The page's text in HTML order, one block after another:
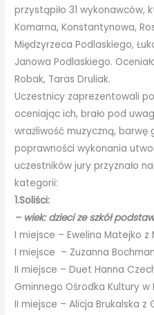
przystąpiło 31 wykonawców,
Komarna, Konstantynowa,
Międzyrzeca Podlaskiego,
Janowa Podlaskiego.
Robak, Taras Druliak.
Uczestnicy zaprezentowali
oceniając ich, brało pod
wrażliwość muzyczną, barwę
poprawności wykonania
uczestników jury przyznało
kategorii:
1.Soliści:
– wiek: dzieci ze szkół
I miejsce – Ewelina Matejko
I miejsce – Zuzanna
II miejsce – Duet Hanna
Gminnego Ośrodka Kultury w
II miejsce – Alicja Brukalska